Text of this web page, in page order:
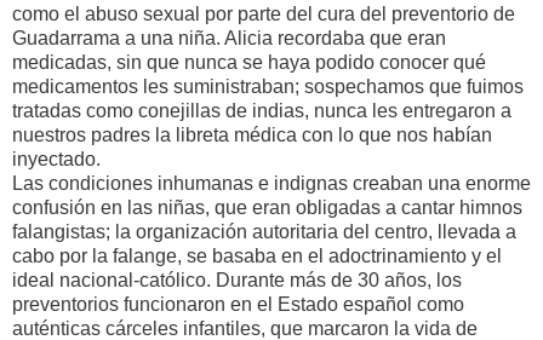
como el abuso sexual por parte del cura del preventorio de
Guadarrama a una niña. Alicia recordaba que eran
medicadas, sin que nunca se haya podido conocer qué
medicamentos les suministraban; sospechamos que fuimos
tratadas como conejillas de indias, nunca les entregaron a
nuestros padres la libreta médica con lo que nos habían
inyectado.
Las condiciones inhumanas e indignas creaban una enorme
confusión en las niñas, que eran obligadas a cantar himnos
falangistas; la organización autoritaria del centro, llevada a
cabo por la falange, se basaba en el adoctrinamiento y el
ideal nacional-católico. Durante más de 30 años, los
preventorios funcionaron en el Estado español como
auténticas cárceles infantiles, que marcaron la vida de